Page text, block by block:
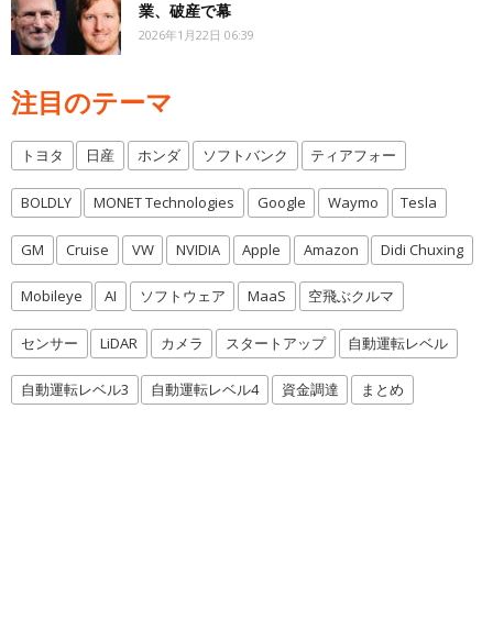
業、破産で幕
2026年1月22日 06:39
注目のテーマ
トヨタ 日産 ホンダ ソフトバンク ティアフォー
BOLDLY MONET Technologies Google Waymo Tesla
GM Cruise VW NVIDIA Apple Amazon Didi Chuxing
Mobileye AI ソフトウェア MaaS 空飛ぶクルマ
センサー LiDAR カメラ スタートアップ 自動運転レベル
自動運転レベル3 自動運転レベル4 資金調達 まとめ